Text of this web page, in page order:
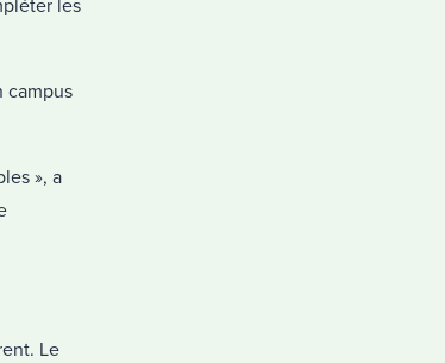
les
campus
», a
Le